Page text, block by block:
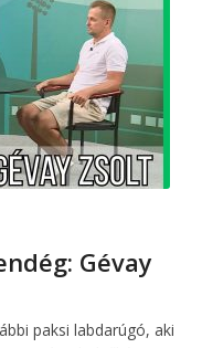
Gévay
paksi labdarúgó, aki